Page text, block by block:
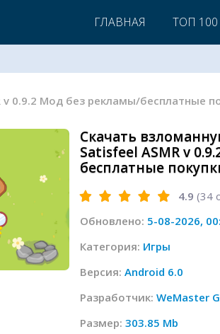
ГЛАВНАЯ ТОП 100
v 0.9.2 Мод без рекламы/бесплатные
Скачать
Satisfeel ASMR v
бесплатные
4.9 (34
Обновлено: 5-08-2026,
Категория: Игры
Версия: Android 6.0
Разработчик: WeMaster
Размер: 303.85 Mb